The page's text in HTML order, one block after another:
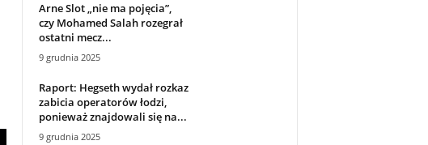
Arne Slot „nie ma pojęcia”,
czy Mohamed Salah rozegrał
ostatni mecz...
9 grudnia 2025
Raport: Hegseth wydał rozkaz
zabicia operatorów łodzi,
ponieważ znajdowali się na...
9 grudnia 2025